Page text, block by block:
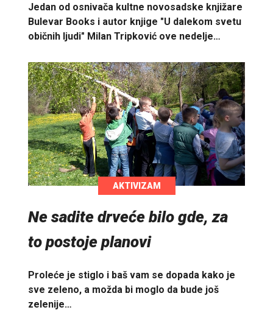
Jedan od osnivača kultne novosadske knjižare
Bulevar Books i autor knjige "U dalekom svetu
običnih ljudi" Milan Tripković ove nedelje…
AKTIVIZAM
Ne sadite drveće bilo gde, za
to postoje planovi
Proleće je stiglo i baš vam se dopada kako je
sve zeleno, a možda bi moglo da bude još
zelenije…